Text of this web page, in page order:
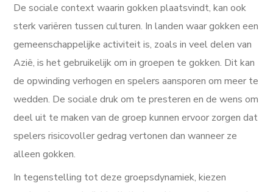
De sociale context waarin gokken plaatsvindt, kan ook
sterk variëren tussen culturen. In landen waar gokken een
gemeenschappelijke activiteit is, zoals in veel delen van
Azië, is het gebruikelijk om in groepen te gokken. Dit kan
de opwinding verhogen en spelers aansporen om meer te
wedden. De sociale druk om te presteren en de wens om
deel uit te maken van de groep kunnen ervoor zorgen dat
spelers risicovoller gedrag vertonen dan wanneer ze
alleen gokken.
In tegenstelling tot deze groepsdynamiek, kiezen